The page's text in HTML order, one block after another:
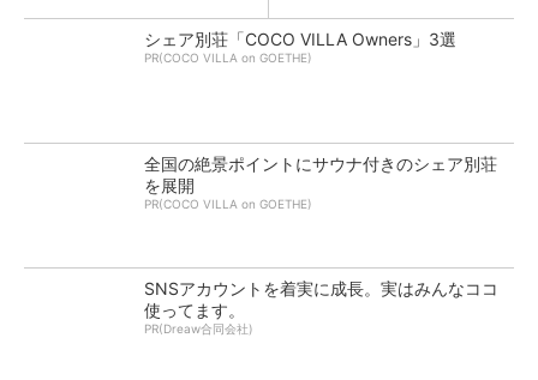
シェア別荘「COCO VILLA Owners」3選
PR(COCO VILLA on GOETHE)
全国の絶景ポイントにサウナ付きのシェア別荘
を展開
PR(COCO VILLA on GOETHE)
SNSアカウントを着実に成長。実はみんなココ
使ってます。
PR(Dreaw合同会社)